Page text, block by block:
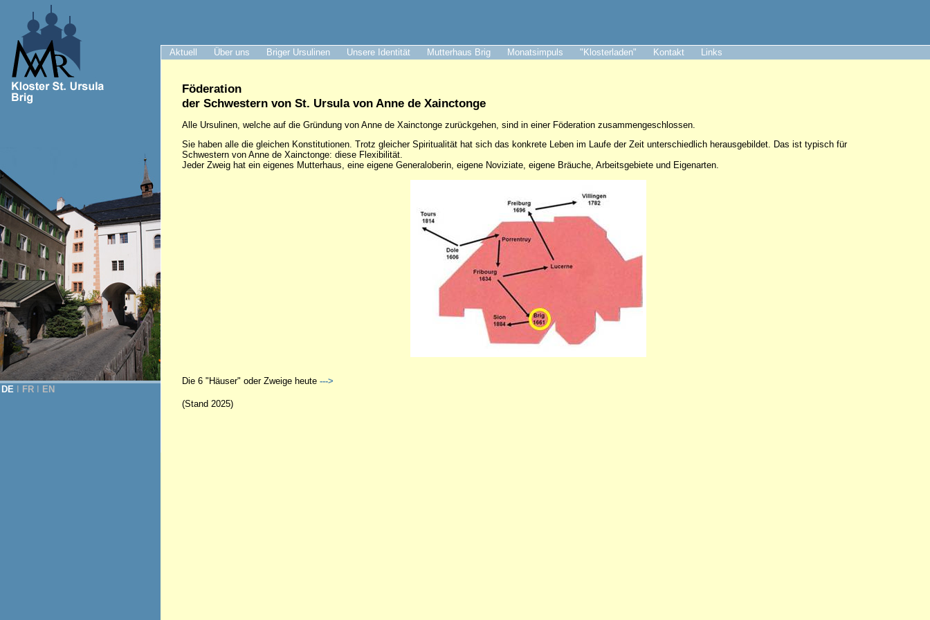
Aktuell Über uns Briger Ursulinen Unsere Identität Mutterhaus Brig Monatsimpuls "Klosterladen" Kontakt Links
DE FR EN
Föderation
der Schwestern von St. Ursula von Anne de Xainctonge
Alle Ursulinen, welche auf die Gründung von Anne de Xainctonge zurückgehen, sind in einer Föderation zusammengeschlossen.
Sie haben alle die gleichen Konstitutionen. Trotz gleicher Spiritualität hat sich das konkrete Leben im Laufe der Zeit unterschiedlich herausgebildet. Das ist typisch für
Schwestern von Anne de Xainctonge: diese Flexibilität.
Jeder Zweig hat ein eigenes Mutterhaus, eine eigene Generaloberin, eigene Noviziate, eigene Bräuche, Arbeitsgebiete und Eigenarten.
Die 6 "Häuser" oder Zweige heute --->
(Stand 2025)